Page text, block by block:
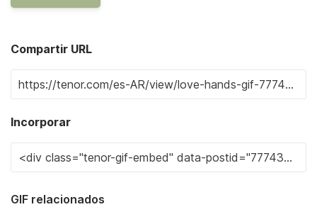
Compartir URL
Incorporar
GIF relacionados